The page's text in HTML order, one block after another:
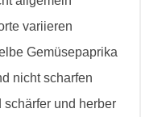
variieren
Gemüsepaprika
nicht scharfen
und herber